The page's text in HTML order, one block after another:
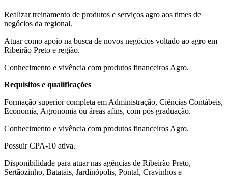
Realizar treinamento de produtos e serviços agro aos times de
negócios da regional.
Atuar como apoio na busca de novos negócios voltado ao agro em
Ribeirão Preto e região.
Conhecimento e vivência com produtos financeiros Agro.
Requisitos e qualificações
Formação superior completa em Administração, Ciências Contábeis,
Economia, Agronomia ou áreas afins, com pós graduação.
Conhecimento e vivência com produtos financeiros Agro.
Possuir CPA-10 ativa.
Disponibilidade para atuar nas agências de Ribeirão Preto,
Sertãozinho, Batatais, Jardinópolis, Pontal, Cravinhos e